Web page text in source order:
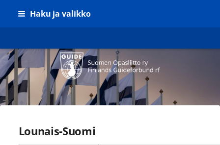
Siirry
Haku ja valikko
Suomen Opasliitto ry
Lounais-Suomi